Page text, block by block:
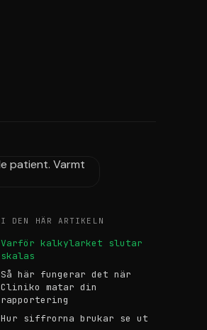
I DEN HÄR ARTIKELN
Varför kalkylarket slutar
skalas
Så här fungerar det när
Cliniko matar din
rapportering
Hur siffrorna brukar se ut